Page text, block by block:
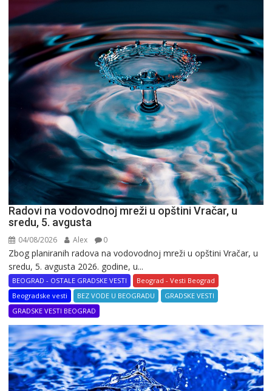
Radovi na vodovodnoj mreži u opštini Vračar, u
sredu, 5. avgusta
04/08/2026 Alex 0
Zbog planiranih radova na vodovodnoj mreži u opštini Vračar, u
sredu, 5. avgusta 2026. godine, u...
BEOGRAD - OSTALE GRADSKE VESTI
Beograd - Vesti Beograd
Beogradske vesti
BEZ VODE U BEOGRADU
GRADSKE VESTI
GRADSKE VESTI BEOGRAD